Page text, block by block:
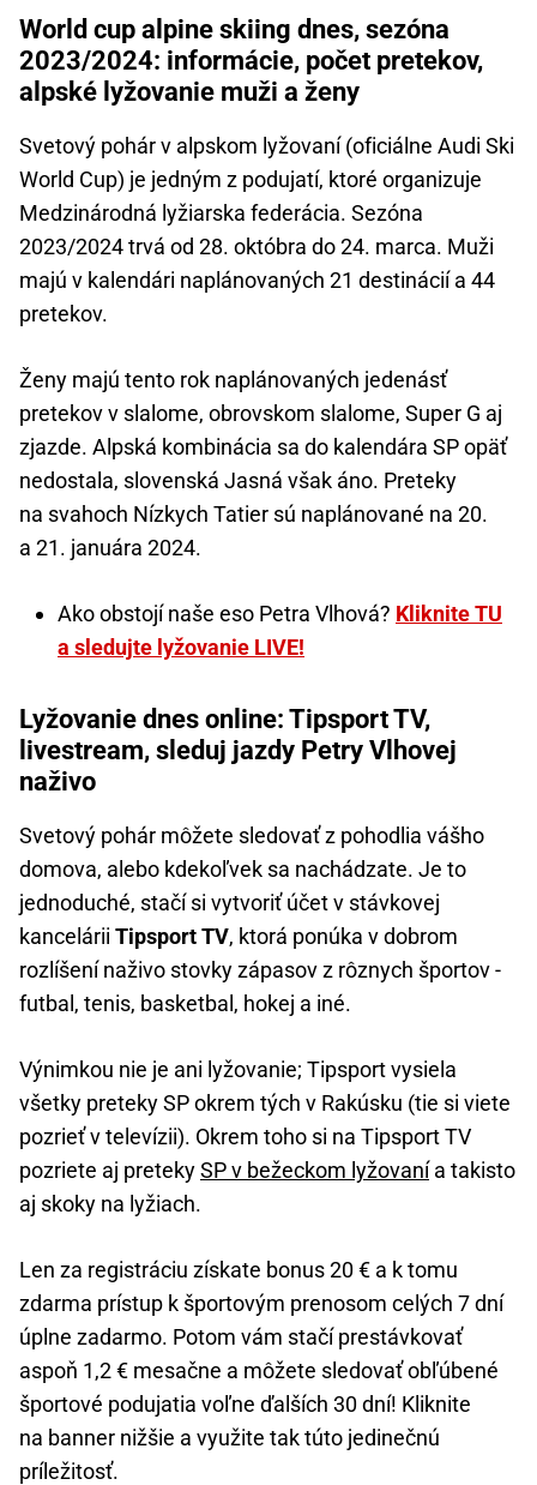
World cup alpine skiing dnes, sezóna
2023/2024: informácie, počet pretekov,
alpské lyžovanie muži a ženy
Svetový pohár v alpskom lyžovaní (oficiálne Audi Ski
World Cup) je jedným z podujatí, ktoré organizuje
Medzinárodná lyžiarska federácia. Sezóna
2023/2024 trvá od 28. októbra do 24. marca. Muži
majú v kalendári naplánovaných 21 destinácií a 44
pretekov.
Ženy majú tento rok naplánovaných jedenásť
pretekov v slalome, obrovskom slalome, Super G aj
zjazde. Alpská kombinácia sa do kalendára SP opäť
nedostala, slovenská Jasná však áno. Preteky
na svahoch Nízkych Tatier sú naplánované na 20.
a 21. januára 2024.
Ako obstojí naše eso Petra Vlhová? Kliknite TU
a sledujte lyžovanie LIVE!
Lyžovanie dnes online: Tipsport TV,
livestream, sleduj jazdy Petry Vlhovej
naživo
Svetový pohár môžete sledovať z pohodlia vášho
domova, alebo kdekoľvek sa nachádzate. Je to
jednoduché, stačí si vytvoriť účet v stávkovej
kancelárii Tipsport TV, ktorá ponúka v dobrom
rozlíšení naživo stovky zápasov z rôznych športov -
futbal, tenis, basketbal, hokej a iné.
Výnimkou nie je ani lyžovanie; Tipsport vysiela
všetky preteky SP okrem tých v Rakúsku (tie si viete
pozrieť v televízii). Okrem toho si na Tipsport TV
pozriete aj pretekySP v bežeckom lyžovanía takisto
aj skoky na lyžiach.
Len za registráciu získate bonus 20 € a k tomu
zdarma prístup k športovým prenosom celých 7 dní
úplne zadarmo. Potom vám stačí prestávkovať
aspoň 1,2 € mesačne a môžete sledovať obľúbené
športové podujatia voľne ďalších 30 dní! Kliknite
na banner nižšie a využite tak túto jedinečnú
príležitosť.